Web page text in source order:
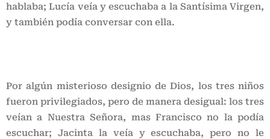
hablaba; Lucía veía y escuchaba a la Santísima Virgen,
y también podía conversar con ella.
Por algún misterioso designio de Dios, los tres niños
fueron privilegiados, pero de manera desigual: los tres
veían a Nuestra Señora, mas Francisco no la podía
escuchar; Jacinta la veía y escuchaba, pero no le